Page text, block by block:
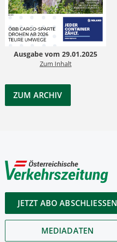
Ausgabe vom 29.01.2025
Zum Inhalt
ZUM ARCHIV
JETZT ABO ABSCHLIESSEN
MEDIADATEN